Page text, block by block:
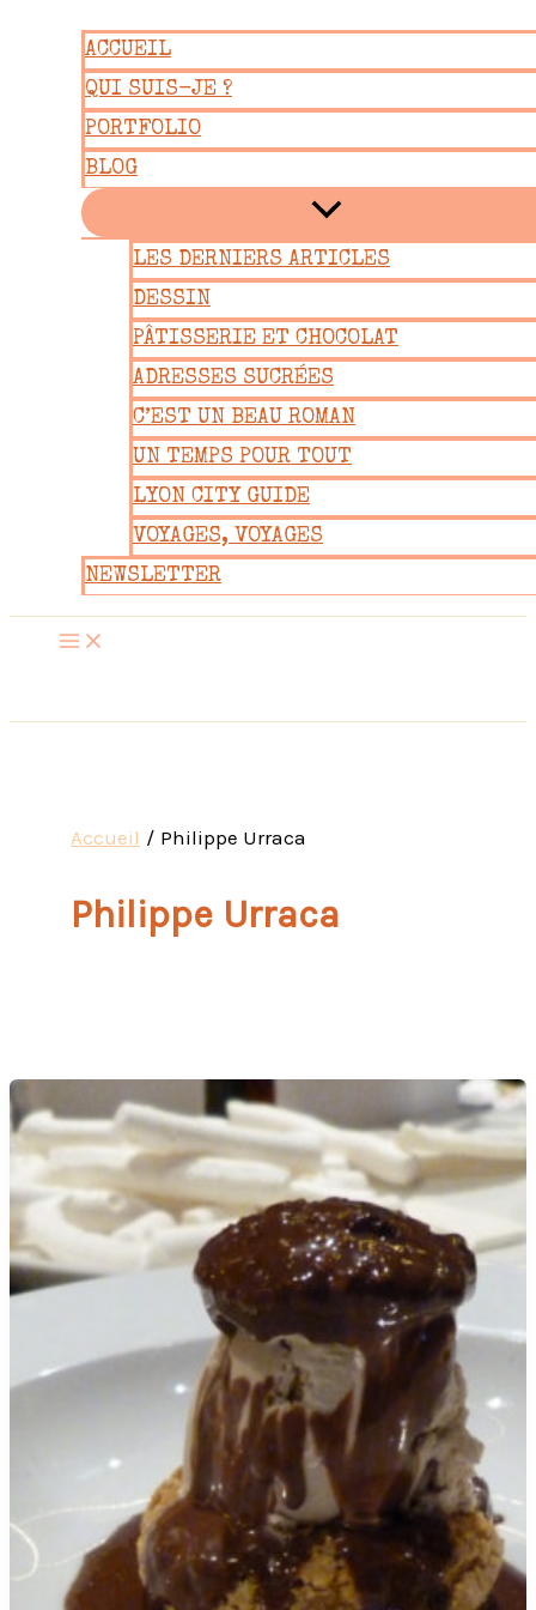
contenu
ACCUEIL
QUI SUIS-JE ?
PORTFOLIO
BLOG
LES DERNIERS ARTICLES
DESSIN
PÂTISSERIE ET CHOCOLAT
ADRESSES SUCRÉES
C’EST UN BEAU ROMAN
UN TEMPS POUR TOUT
LYON CITY GUIDE
VOYAGES, VOYAGES
NEWSLETTER
Accueil Philippe Urraca
Philippe Urraca